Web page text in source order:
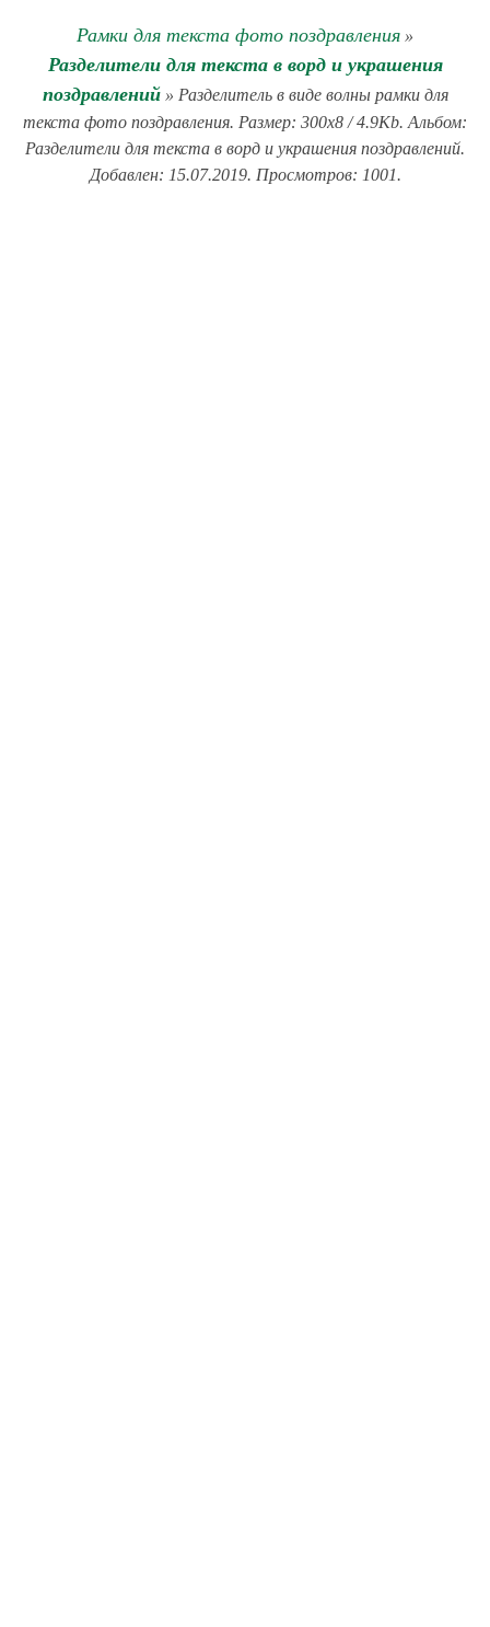
Рамки для текста фото поздравления »
Разделители для текста в ворд и украшения
поздравлений» Разделитель в виде волны рамки для
текста фото поздравления. Размер: 300x8 / 4.9Kb. Альбом:
Разделители для текста в ворд и украшения поздравлений.
Добавлен: 15.07.2019. Просмотров: 1001.